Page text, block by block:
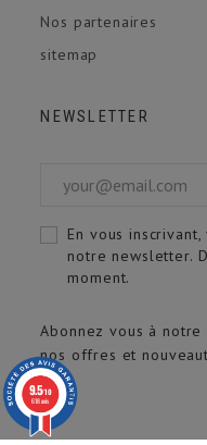
Nos partenaires
sitemap
NEWSLETTER
Abonnez vous à
nos offres et
En vous
notre newsletter.
moment.
9.5/10
618 avis